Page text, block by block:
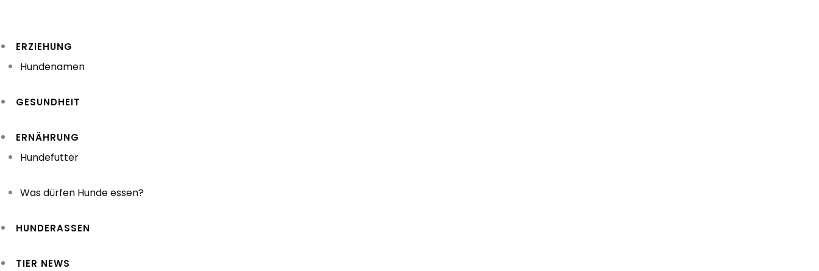
springen
ERZIEHUNG
Hundenamen
GESUNDHEIT
ERNÄHRUNG
Hundefutter
Was dürfen Hunde essen?
HUNDERASSEN
TIER NEWS